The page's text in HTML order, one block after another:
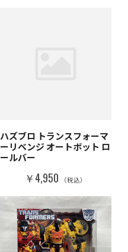
ハズブロ トランスフォーマ
ーリベンジ オートボット ロ
ールバー
￥4,950 （税込）